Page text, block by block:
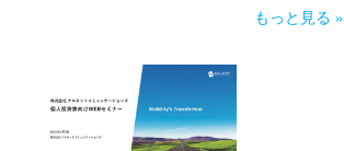
もっと見る »